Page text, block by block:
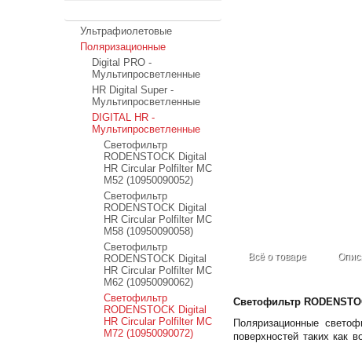
Всё о товаре
Светофильтр
Поляризационные
поверхностей таких как
Ультрафиолетовые
Поляризационные
Digital PRO -
Мультипросветленные
HR Digital Super -
Мультипросветленные
DIGITAL HR -
Мультипросветленные
Светофильтр
RODENSTOCK Digital
HR Circular Polfilter MC
M52 (10950090052)
Светофильтр
RODENSTOCK Digital
HR Circular Polfilter MC
M58 (10950090058)
Светофильтр
RODENSTOCK Digital
HR Circular Polfilter MC
M62 (10950090062)
Светофильтр
RODENSTOCK Digital
HR Circular Polfilter MC
M72 (10950090072)